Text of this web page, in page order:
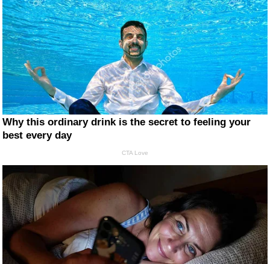
Why this ordinary drink is the secret to feeling your
best every day
CTA Love